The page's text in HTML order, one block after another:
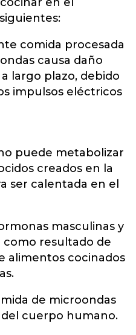
comida procesada
causa daño
largo plazo, debido
impulsos eléctricos
puede metabolizar
creados en la
ser calentada en el
masculinas y
como resultado de
alimentos cocinados
de microondas
cuerpo humano.